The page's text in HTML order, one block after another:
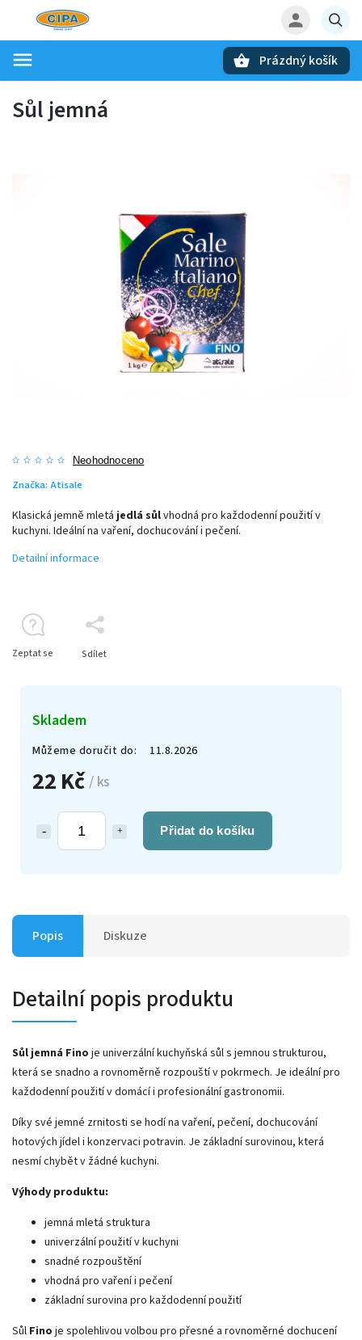
Prázdný košík
Sůl jemná
Neohodnoceno
Značka: Atisale
22 Kč/ ks
Přidat do košíku
Skladem
Můžeme doručit do: 11.8.2026
Klasická jemně mletá jedlá sůlvhodná pro každodenní použití v
kuchyni. Ideální na vaření, dochucování i pečení.
Detailní informace
Zeptat se Sdílet
Popis Diskuze
Detailní popis produktu
Sůl jemná Fino je univerzální kuchyňská sůl s jemnou strukturou,
která se snadno a rovnoměrně rozpouští v pokrmech. Je ideální pro
každodenní použití v domácí i profesionální gastronomii.
Díky své jemné zrnitosti se hodí na vaření, pečení, dochucování
hotových jídel i konzervaci potravin. Je základní surovinou, která
nesmí chybět v žádné kuchyni.
Výhody produktu:
jemná mletá struktura
univerzální použití v kuchyni
snadné rozpouštění
vhodná pro vaření i pečení
základní surovina pro každodenní použití
Sůl Fino je spolehlivou volbou pro přesné a rovnoměrné dochucení